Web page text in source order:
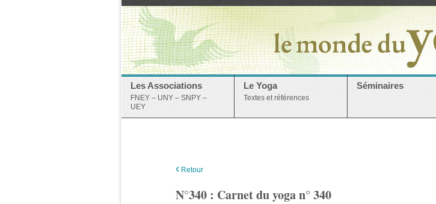
Les Associations
FNEY – UNY – SNPY –
UEY
Le Yoga
Textes et références
Séminaires
‹ Retour
N°340 : Carnet du yoga n° 340